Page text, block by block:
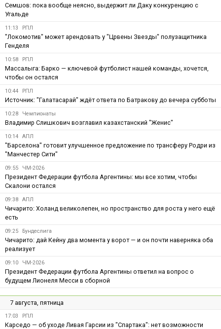
Семшов: пока вообще неясно, выдержит ли Даку конкуренцию с
Угальде
11:13 РПЛ
"Локомотив" может арендовать у "Црвены Звезды" полузащитника
Генделя
10:58 РПЛ
Массалыга: Барко — ключевой футболист нашей команды, хочется,
чтобы он остался
10:44 РПЛ
Источник: "Галатасарай" ждёт ответа по Батракову до вечера субботы
10:28 Чемпионаты
Владимир Слишкович возглавил казахстанский "Женис"
10:14 АПЛ
"Барселона" готовит улучшенное предложение по трансферу Родри из
"Манчестер Сити"
09:55 ЧМ-2026
Президент Федерации футбола Аргентины: мы все хотим, чтобы
Скалони остался
09:38 АПЛ
Чичарито: Холанд великолепен, но пространство для роста у него ещё
есть
09:25 Бундеслига
Чичарито: дай Кейну два момента у ворот — и он почти наверняка оба
реализует
09:10 ЧМ-2026
Президент Федерации футбола Аргентины ответил на вопрос о
будущем Лионеля Месси в сборной
7 августа, пятница
17:03 РПЛ
Карседо — об уходе Ливая Гарсии из "Спартака": нет возможности